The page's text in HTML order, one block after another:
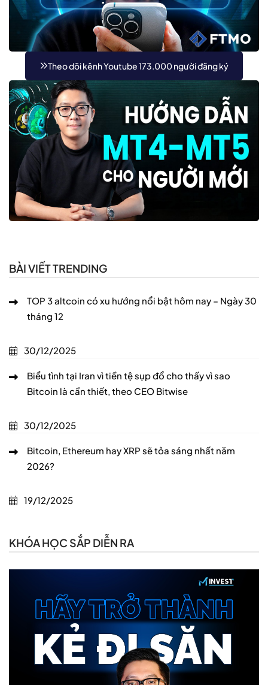
Theo dõi kênh Youtube 173.000 người đăng ký
BÀI VIẾT TRENDING
TOP 3 altcoin có xu hướng nổi bật hôm nay – Ngày 30
tháng 12
30/12/2025
Biểu tình tại Iran vì tiền tệ sụp đổ cho thấy vì sao
Bitcoin là cần thiết, theo CEO Bitwise
30/12/2025
Bitcoin, Ethereum hay XRP sẽ tỏa sáng nhất năm
2026?
19/12/2025
KHÓA HỌC SẮP DIỄN RA